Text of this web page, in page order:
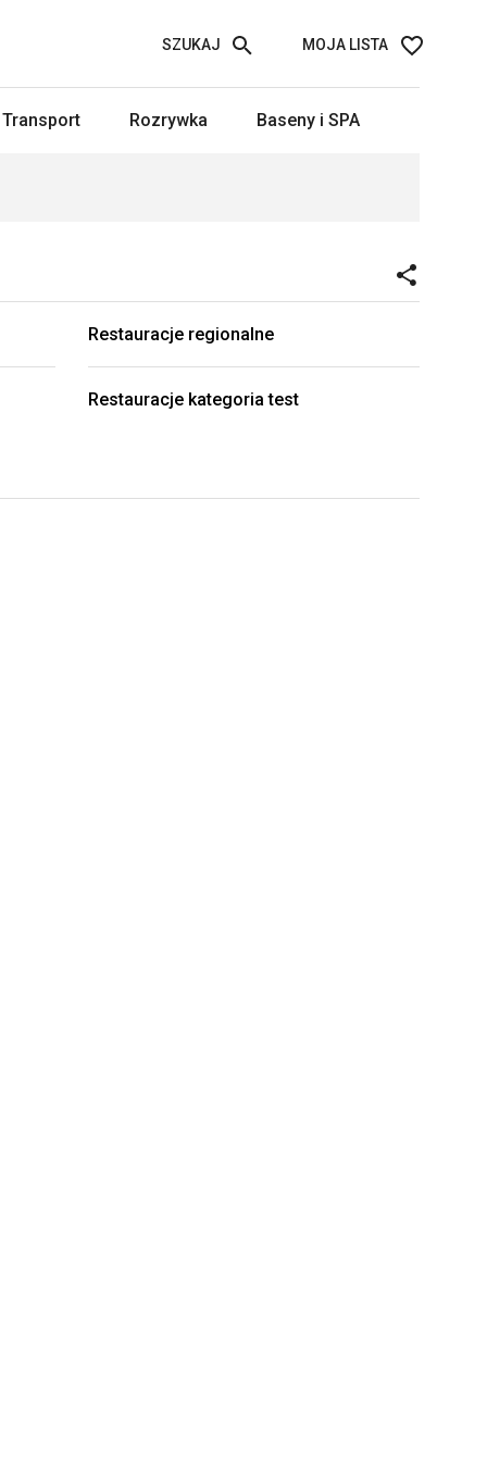
MOJA LISTA
SZUKAJ
Transport Rozrywka Baseny i SPA
Restauracje regionalne
Restauracje kategoria test